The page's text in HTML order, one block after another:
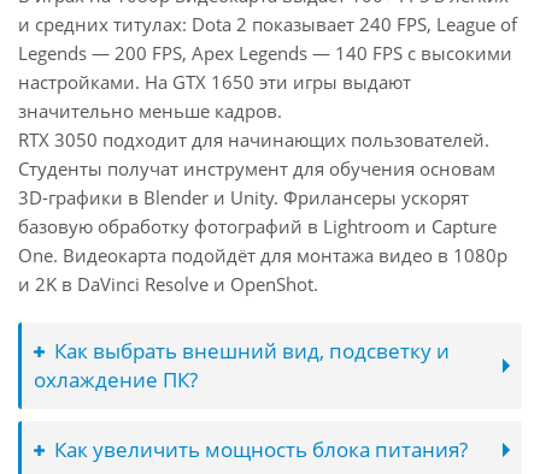
и средних титулах: Dota 2 показывает 240 FPS, League of
Legends — 200 FPS, Apex Legends — 140 FPS с высокими
настройками. На GTX 1650 эти игры выдают
значительно меньше кадров.
RTX 3050 подходит для начинающих пользователей.
Студенты получат инструмент для обучения основам
3D-графики в Blender и Unity. Фрилансеры ускорят
базовую обработку фотографий в Lightroom и Capture
One. Видеокарта подойдёт для монтажа видео в 1080p
и 2K в DaVinci Resolve и OpenShot.
Как выбрать внешний вид, подсветку и
охлаждение ПК?
Как увеличить мощность блока питания?